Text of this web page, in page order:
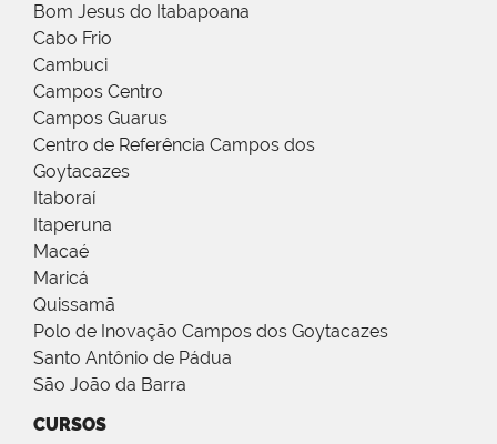
Bom Jesus do Itabapoana
Cabo Frio
Cambuci
Campos Centro
Campos Guarus
Centro de Referência Campos dos
Goytacazes
Itaboraí
Itaperuna
Macaé
Maricá
Quissamã
Polo de Inovação Campos dos Goytacazes
Santo Antônio de Pádua
São João da Barra
CURSOS